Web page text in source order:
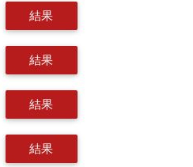
結果
結果
結果
結果